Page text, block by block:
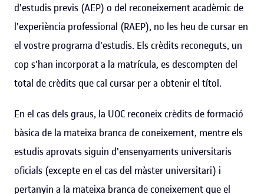
d'estudis previs (AEP) o del reconeixement acadèmic de
l'experiència professional (RAEP), no les heu de cursar en
el vostre programa d'estudis. Els crèdits reconeguts, un
cop s'han incorporat a la matrícula, es descompten del
total de crèdits que cal cursar per a obtenir el títol.
En el cas dels graus, la UOC reconeix crèdits de formació
bàsica de la mateixa branca de coneixement, mentre els
estudis aprovats siguin d'ensenyaments universitaris
oficials (excepte en el cas del màster universitari) i
pertanyin a la mateixa branca de coneixement que el